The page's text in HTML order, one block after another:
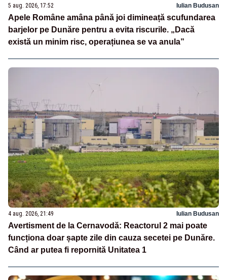
5 aug. 2026, 17:52 Iulian Budusan
Apele Române amâna până joi dimineață scufundarea
barjelor pe Dunăre pentru a evita riscurile. „Dacă
există un minim risc, operațiunea se va anula”
4 aug. 2026, 21:49 Iulian Budusan
Avertisment de la Cernavodă: Reactorul 2 mai poate
funcționa doar șapte zile din cauza secetei pe Dunăre.
Când ar putea fi repornită Unitatea 1